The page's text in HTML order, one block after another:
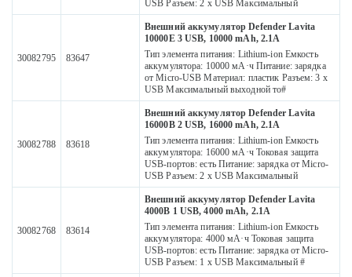
USB Разъем: 2 х USB Максимальный
30082795 83647
Внешний аккумулятор Defender Lavita
10000E 3 USB, 10000 mAh, 2.1A
Тип элемента питания: Lithium-ion Емкость
аккумулятора: 10000 мА·ч Питание: зарядка
от Micro-USB Материал: пластик Разъем: 3 x
USB Максимальный выходной то#
30082788 83618
Внешний аккумулятор Defender Lavita
16000B 2 USB, 16000 mAh, 2.1A
Тип элемента питания: Lithium-ion Емкость
аккумулятора: 16000 мА·ч Токовая защита
USB-портов: есть Питание: зарядка от Micro-
USB Разъем: 2 х USB Максимальный
30082768 83614
Внешний аккумулятор Defender Lavita
4000B 1 USB, 4000 mAh, 2.1A
Тип элемента питания: Lithium-ion Емкость
аккумулятора: 4000 мА·ч Токовая защита
USB-портов: есть Питание: зарядка от Micro-
USB Разъем: 1 x USB Максимальный #